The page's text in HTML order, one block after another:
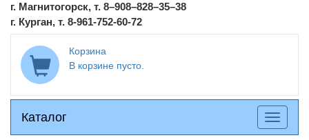
г. Магнитогорск, т. 8–908–828–35–38
г. Курган, т. 8-961-752-60-72
Корзина
В корзине пусто.
Каталог
Каталог
меню